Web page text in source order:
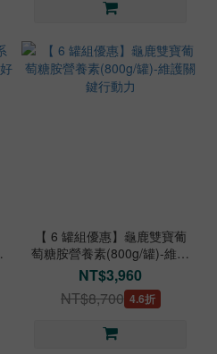
【 6 罐組優惠】龜鹿雙寶葡
萄糖胺營養素(800g/罐)-維護
關鍵行動力
NT$3,960
NT$8,700 4.6折